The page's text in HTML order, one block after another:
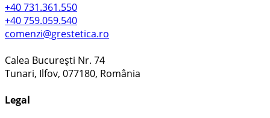
+40 731.361.550
+40 759.059.540
comenzi@grestetica.ro
Calea București Nr. 74
Tunari, Ilfov, 077180, România
Legal